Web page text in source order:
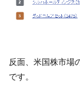
反面、米国株市場
です。